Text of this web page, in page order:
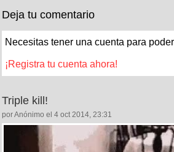
Deja tu comentario
Necesitas tener una cuenta para
¡Registra tu cuenta ahora!
Triple kill!
por Anónimo el 4 oct 2014, 23:31